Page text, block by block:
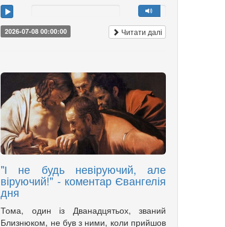
2026-07-08 00:00:00 Читати далі
"І не будь невіруючий, але
віруючий!" - коментар Євангелія
дня
Тома, один із Дванадцятьох, званий
Близнюком, не був з ними, коли прийшов